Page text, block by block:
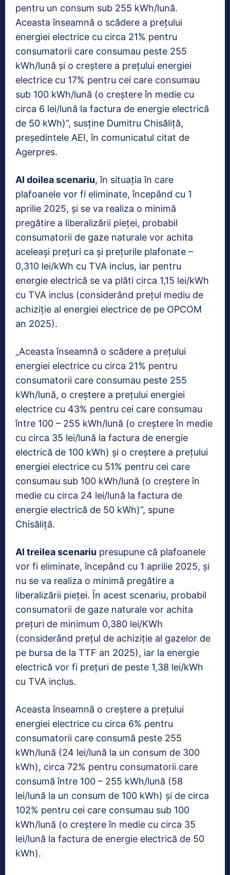
pentru un consum sub 255 kWh/lună.
Aceasta înseamnă o scădere a preţului
energiei electrice cu circa 21% pentru
consumatorii care consumau peste 255
kWh/lună şi o creştere a preţului energiei
electrice cu 17% pentru cei care consumau
sub 100 kWh/lună (o creştere în medie cu
circa 6 lei/lună la factura de energie electrică
de 50 kWh)”, susţine Dumitru Chisăliţă,
preşedintele AEI, în comunicatul citat de
Agerpres.
Al doilea scenariu, în situaţia în care
plafoanele vor fi eliminate, începând cu 1
aprilie 2025, şi se va realiza o minimă
pregătire a liberalizării pieţei, probabil
consumatorii de gaze naturale vor achita
aceleaşi preţuri ca şi preţurile plafonate –
0,310 lei/kWh cu TVA inclus, iar pentru
energie electrică se va plăti circa 1,15 lei/kWh
cu TVA inclus (considerând preţul mediu de
achiziţie al energiei electrice de pe OPCOM
an 2025).
„Aceasta înseamnă o scădere a preţului
energiei electrice cu circa 21% pentru
consumatorii care consumau peste 255
kWh/lună, o creştere a preţului energiei
electrice cu 43% pentru cei care consumau
între 100 – 255 kWh/lună (o creştere în medie
cu circa 35 lei/lună la factura de energie
electrică de 100 kWh) şi o creştere a preţului
energiei electrice cu 51% pentru cei care
consumau sub 100 kWh/lună (o creştere în
medie cu circa 24 lei/lună la factura de
energie electrică de 50 kWh)”, spune
Chisăliţă.
Al treilea scenariu presupune că plafoanele
vor fi eliminate, începând cu 1 aprilie 2025, şi
nu se va realiza o minimă pregătire a
liberalizării pieţei. În acest scenariu, probabil
consumatorii de gaze naturale vor achita
preţuri de minimum 0,380 lei/KWh
(considerând preţul de achiziţie al gazelor de
pe bursa de la TTF an 2025), iar la energie
electrică vor fi preţuri de peste 1,38 lei/kWh
cu TVA inclus.
Aceasta înseamnă o creştere a preţului
energiei electrice cu circa 6% pentru
consumatorii care consumă peste 255
kWh/lună (24 lei/lună la un consum de 300
kWh), circa 72% pentru consumatorii care
consumă între 100 – 255 kWh/lună (58
lei/lună la un consum de 100 kWh) şi de circa
102% pentru cei care consumau sub 100
kWh/lună (o creştere în medie cu circa 35
lei/lună la factura de energie electrică de 50
kWh).